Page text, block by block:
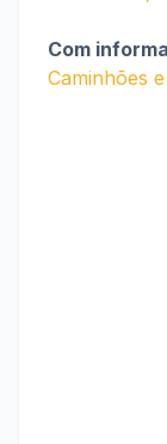
Com
Caminhões